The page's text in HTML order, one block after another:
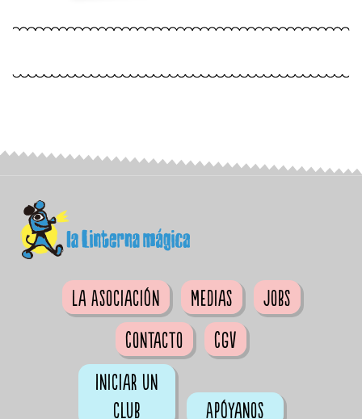
La Asociación Medias
Jobs
Contacto
CGV
Iniciar un
club
Apóyanos